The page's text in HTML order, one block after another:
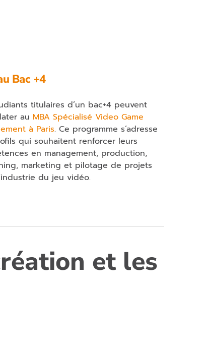
Bac +4
titulaires d’un bac+4 peuvent
au MBA Spécialisé Video Game
à Paris. Ce programme s’adresse
qui souhaitent renforcer leurs
en management, production,
marketing et pilotage de projets
du jeu vidéo.
et les